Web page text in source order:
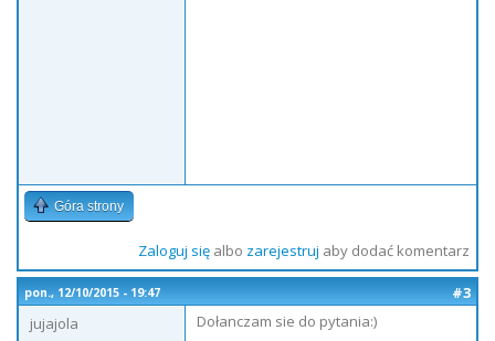
Góra strony
Zaloguj sięalbo zarejestruj aby dodać komentarz
pon., 12/10/2015 - 19:47
#3
jujajola
Dołanczam sie do pytania:)